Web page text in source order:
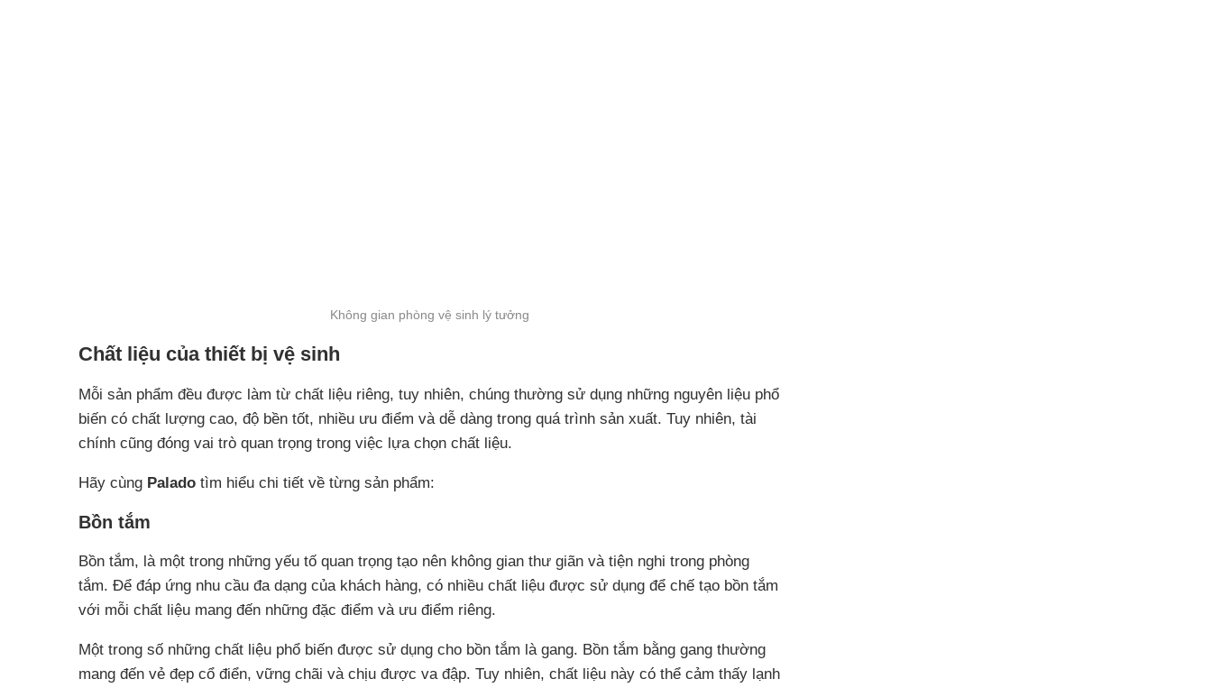
Không gian phòng vệ sinh lý tưởng
Chất liệu của thiết bị vệ sinh
Mỗi sản phẩm đều được làm từ chất liệu riêng, tuy nhiên, chúng thường sử dụng những nguyên liệu phổ
biến có chất lượng cao, độ bền tốt, nhiều ưu điểm và dễ dàng trong quá trình sản xuất. Tuy nhiên, tài
chính cũng đóng vai trò quan trọng trong việc lựa chọn chất liệu.
Hãy cùng Palado tìm hiểu chi tiết về từng sản phẩm:
Bồn tắm
Bồn tắm, là một trong những yếu tố quan trọng tạo nên không gian thư giãn và tiện nghi trong phòng
tắm. Để đáp ứng nhu cầu đa dạng của khách hàng, có nhiều chất liệu được sử dụng để chế tạo bồn tắm
với mỗi chất liệu mang đến những đặc điểm và ưu điểm riêng.
Một trong số những chất liệu phổ biến được sử dụng cho bồn tắm là gang. Bồn tắm bằng gang thường
mang đến vẻ đẹp cổ điển, vững chãi và chịu được va đập. Tuy nhiên, chất liệu này có thể cảm thấy lạnh